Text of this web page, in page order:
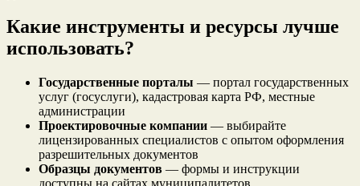
Какие инструменты и ресурсы лучше
использовать?
Государственные порталы — портал государственных
услуг (госуслуги), кадастровая карта РФ, местные
администрации
Проектировочные компании — выбирайте
лицензированных специалистов с опытом оформления
разрешительных документов
Образцы документов — формы и инструкции
доступны на сайтах муниципалитетов